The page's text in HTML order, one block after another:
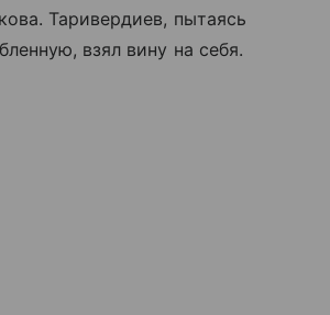
Таривердиев, пытаясь
взял вину на себя.